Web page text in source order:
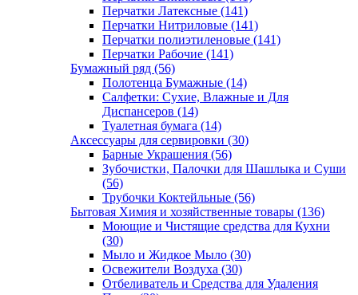
Перчатки Латексные (141)
Перчатки Нитриловые (141)
Перчатки полиэтиленовые (141)
Перчатки Рабочие (141)
Бумажный ряд (56)
Полотенца Бумажные (14)
Салфетки: Сухие, Влажные и Для
Диспансеров (14)
Туалетная бумага (14)
Аксессуары для сервировки (30)
Барные Украшения (56)
Зубочистки, Палочки для Шашлыка и Суши
(56)
Трубочки Коктейльные (56)
Бытовая Химия и хозяйственные товары (136)
Моющие и Чистящие средства для Кухни
(30)
Мыло и Жидкое Мыло (30)
Освежители Воздуха (30)
Отбеливатель и Средства для Удаления